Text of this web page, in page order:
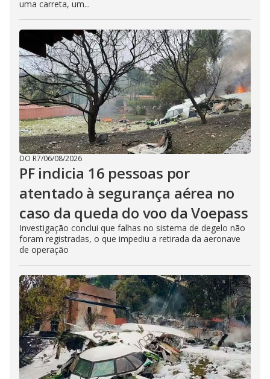
uma carreta, um...
DO R7/06/08/2026
PF indicia 16 pessoas por
atentado à segurança aérea no
caso da queda do voo da Voepass
Investigação conclui que falhas no sistema de degelo não
foram registradas, o que impediu a retirada da aeronave
de operação